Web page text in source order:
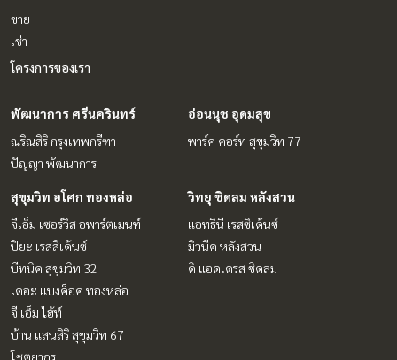
ขาย
เช่า
โครงการของเรา
พัฒนาการ ศรีนครินทร์
ณริณสิริ กรุงเทพกรีฑา
ปัญญา พัฒนาการ
อ่อนนุช อุดมสุข
พาร์ค คอร์ท สุขุมวิท 77
สุขุมวิท อโศก ทองหล่อ
จีเอ็ม เซอร์วิส อพาร์ตเมนท์
ปิยะ เรสสิเด้นซ์
บีทนิค สุขุมวิท 32
เดอะ แบงค็อค ทองหล่อ
จี เอ็ม ไฮ้ท์
บ้าน แสนสิริ สุขุมวิท 67
โชตยากร
วิทยุ ชิดลม หลังสวน
แอทธินี เรสซิเด้นซ์
มิวนีค หลังสวน
ดิ แอดเดรส ชิดลม